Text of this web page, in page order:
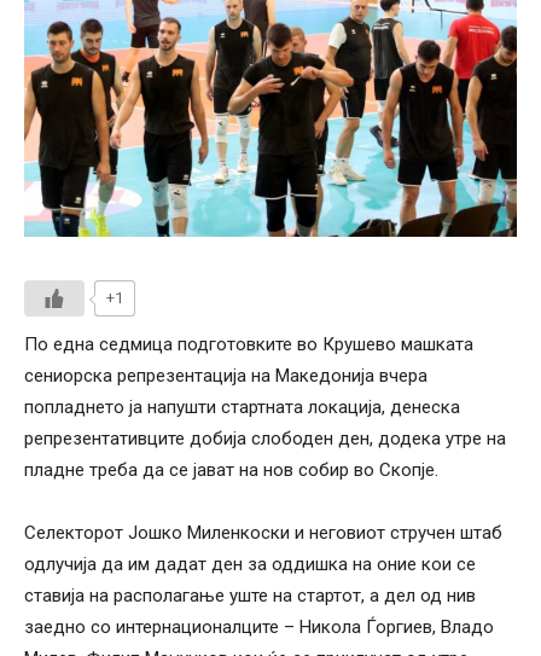
+1
По една седмица подготовките во Крушево машката
сениорска репрезентација на Македонија вчера
попладнето ја напушти стартната локација, денеска
репрезентативците добија слободен ден, додека утре на
пладне треба да се јават на нов собир во Скопје.
Селекторот Јошко Миленкоски и неговиот стручен штаб
одлучија да им дадат ден за оддишка на оние кои се
ставија на располагање уште на стартот, а дел од нив
заедно со интернационалците – Никола Ѓоргиев, Владо